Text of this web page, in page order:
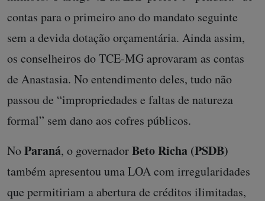
contas para o primeiro ano do mandato seguinte
sem a devida dotação orçamentária. Ainda assim,
os conselheiros do TCE-MG aprovaram as contas
de Anastasia. No entendimento deles, tudo não
passou de “impropriedades e faltas de natureza
formal” sem dano aos cofres públicos.
NoParaná, o governadorBeto Richa (PSDB)
também apresentou uma LOA com irregularidades
que permitiriam a abertura de créditos ilimitadas,